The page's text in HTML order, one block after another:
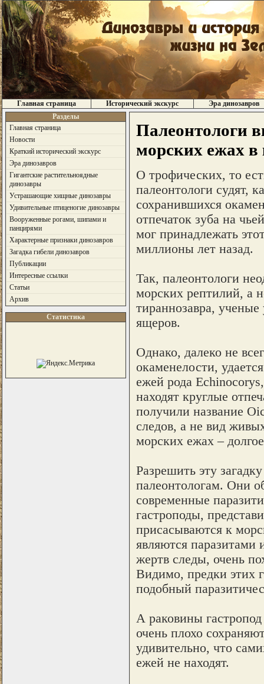
Главная страница Исторический экскурс
Эра динозавров
Разделы
Главная страница
Новости
Краткий исторический экскурс
Эра динозавров
Гигантские растительноядные
динозавры
Устрашающие хищные динозавры
Удивительные птиценогие динозавры
Вооруженные рогами, шипами и
панцирями
Характерные признаки динозавров
Загадка гибели динозавров
Публикации
Интересные ссылки
Статьи
Архив
Статистика
Палеонтологи
морских ежах в
О трофических, то
палеонтологи судят,
сохранившихся
отпечаток зуба на
мог принадлежать
миллионы лет назад.
Так, палеонтологи
морских рептилий, а
тираннозавра,
ящеров.
Однако, далеко не
окаменелости,
ежей рода
находят круглые
получили название
следов, а не вид
морских ежах –
Разрешить эту
палеонтологам. Они
современные
гастроподы,
присасываются к
являются паразитами
жертв следы, очень
Видимо, предки этих
подобный
А раковины
очень плохо
удивительно, что
ежей не находят.